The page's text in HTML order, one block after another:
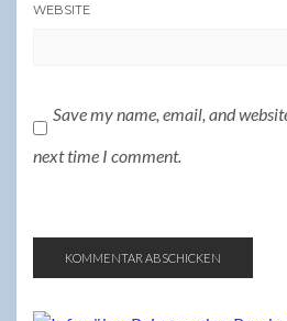
WEBSITE
Save my name, email, and
next time I comment.